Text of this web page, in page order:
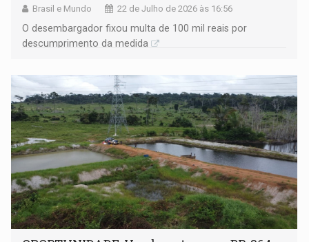
Brasil e Mundo 22 de Julho de 2026 às 16:56
O desembargador fixou multa de 100 mil reais por
descumprimento da medida